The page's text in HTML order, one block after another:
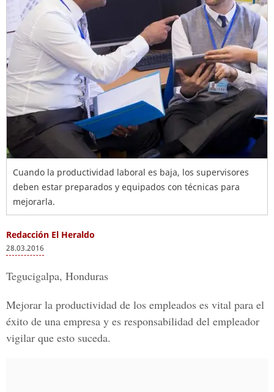
Cuando la productividad laboral es baja, los supervisores
deben estar preparados y equipados con técnicas para
mejorarla.
Redacción El Heraldo
28.03.2016
Tegucigalpa, Honduras
Mejorar la productividad de los empleados es vital para el
éxito de una empresa y es responsabilidad del empleador
vigilar que esto suceda.